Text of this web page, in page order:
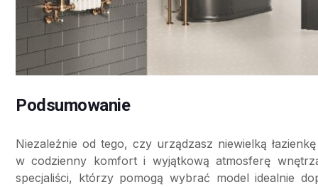
Podsumowanie
Niezależnie od tego, czy urządzasz niewielką
w codzienny komfort i wyjątkową atmosferę
specjaliści, którzy pomogą wybrać model idealnie